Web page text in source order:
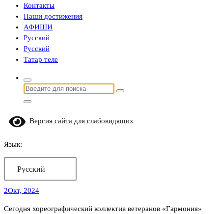
Контакты
Наши достижения
АФИШИ
Русский
Русский
Татар теле
Найти:
Версия сайта для слабовидящих
Язык:
Русский
2Окт, 2024
Сегодня хореографический коллектив ветеранов «Гармония»